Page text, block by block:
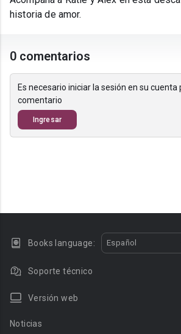
historia de amor.
0 comentarios
Es necesario iniciar la sesión en su
comentario
Ingresar
Books language: Español
Soporte técnico
Versión web
Noticias